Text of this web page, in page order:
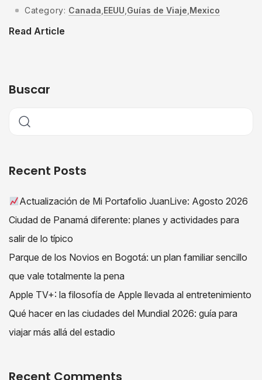
Category: Canada EEUU Guías de Viaje Mexico
Read Article
Buscar
Recent Posts
Actualización de Mi Portafolio JuanLive: Agosto 2026
Ciudad de Panamá diferente: planes y actividades para
salir de lo típico
Parque de los Novios en Bogotá: un plan familiar sencillo
que vale totalmente la pena
Apple TV+: la filosofía de Apple llevada al entretenimiento
Qué hacer en las ciudades del Mundial 2026: guía para
viajar más allá del estadio
Recent Comments